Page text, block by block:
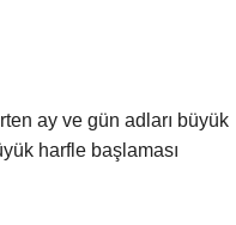
ay ve gün adları büyük
harfle başlaması